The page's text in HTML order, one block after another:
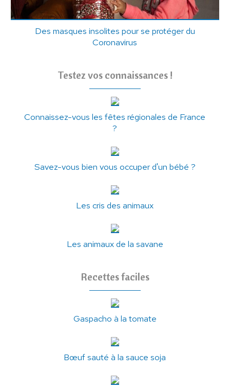
Des masques insolites pour se protéger du
Coronavirus
Testez vos connaissances !
Connaissez-vous les fêtes régionales de France
?
Savez-vous bien vous occuper d'un bébé ?
Les cris des animaux
Les animaux de la savane
Recettes faciles
Gaspacho à la tomate
Bœuf sauté à la sauce soja